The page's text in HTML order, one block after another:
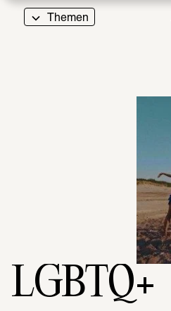
Themen
LGBTQ+